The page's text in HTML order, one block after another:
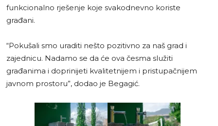
funkcionalno rješenje koje svakodnevno koriste
građani.
“Pokušali smo uraditi nešto pozitivno za naš grad i
zajednicu. Nadamo se da će ova česma služiti
građanima i doprinijeti kvalitetnijem i pristupačnijem
javnom prostoru”, dodao je Begagić.